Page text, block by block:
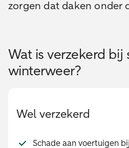
zorgen dat daken onder
Wat is verzekerd bij
winterweer?
Wel verzekerd
Schade aan voertuigen